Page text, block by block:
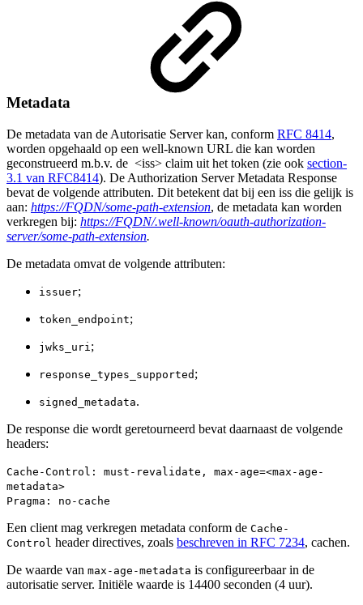
Metadata
De metadata van de Autorisatie Server kan, conform RFC 8414,
worden opgehaald op een well-known URL die kan worden
geconstrueerd m.b.v. de <iss> claim uit het token (zie ook section-
3.1 van RFC8414). De Authorization Server Metadata Response
bevat de volgende attributen. Dit betekent dat bij een iss die gelijk is
aan: https://FQDN/some-path-extension, de metadata kan worden
verkregen bij: https://FQDN/.well-known/oauth-authorization-
server/some-path-extension.
De metadata omvat de volgende attributen:
issuer;
token_endpoint;
jwks_uri;
response_types_supported ;
signed_metadata.
De response die wordt geretourneerd bevat daarnaast de volgende
headers:
Cache-Control: must-revalidate, max-age=<max-age-
metadata>
Pragma: no-cache
Een client mag verkregen metadata conform de Cache-
Control header directives, zoals beschreven in RFC 7234, cachen.
De waarde van max-age-metadata is configureerbaar in de
autorisatie server. Initiële waarde is 14400 seconden (4 uur).